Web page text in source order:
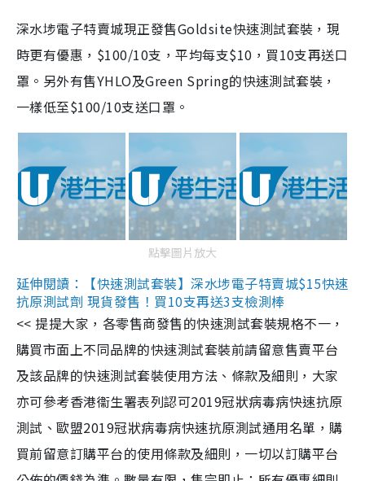
深水埗電子特賣城現正發售Goldsite快速測試套裝，現
時更有優惠，$100/10支，平均每支$10，買10支再送口
罩。另外有售YHLO及Green Spring的快速測試套裝，
一樣低至$100/10支送口罩。
點擊圖片放大
延伸閱讀：【快速測試套裝】深水埗電子特賣城$15快速
抗原測試劑 現貨發售！買10支再送3支檢測棒
<< 提提大家，各零售商發售的快速測試套裝規格不一，
購買市面上不同品牌的快速測試套裝前請留意售賣平台
及該品牌的快速測試套裝使用方法、條款及細則，大家
亦可參考香港衞生署表列認可2019冠狀病毒病快速抗原
測試、歐盟2019冠狀病毒病快速抗原測試通用名單，購
買前留意訂購平台的使用條款及細則，一切以訂購平台